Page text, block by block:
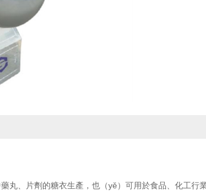
丸、片劑的糖衣生產，也（yě）可用於食品、化工行